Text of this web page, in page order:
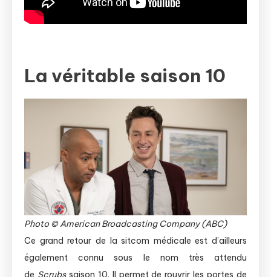
La véritable saison 10
Photo © American Broadcasting Company (ABC)
Ce grand retour de la sitcom médicale est d’ailleurs
également connu sous le nom très attendu
de Scrubssaison 10. Il permet de rouvrir les portes de